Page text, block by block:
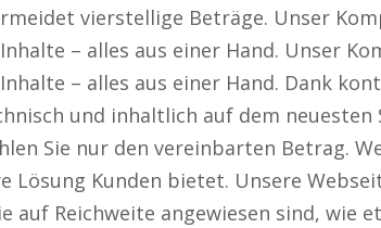
vierstellige Beträge. Unser
– alles aus einer Hand. Unser
– alles aus einer Hand. Dank
und inhaltlich auf dem neuesten
Sie nur den vereinbarten Betrag.
Lösung Kunden bietet. Unsere
auf Reichweite angewiesen sind, wie